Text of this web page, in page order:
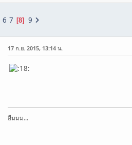
6 7 8 9
17 ก.ย. 2015, 13:14 น.
อืมมม...